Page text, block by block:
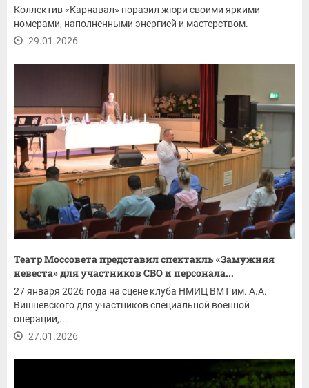
Коллектив «Карнавал» поразил жюри своими яркими
номерами, наполненными энергией и мастерством.
29.01.2026
Театр Моссовета представил спектакль «Замужняя
невеста» для участников СВО и персонала...
27 января 2026 года на сцене клуба НМИЦ ВМТ им. А.А.
Вишневского для участников специальной военной
операции,...
27.01.2026